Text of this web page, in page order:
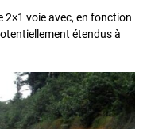
2×1 voie avec, en fonction
étendus à